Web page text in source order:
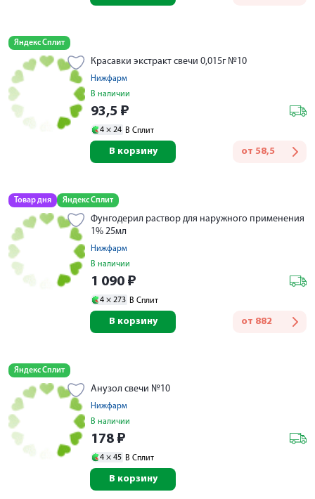
Яндекс Сплит
Красавки экстракт свечи 0,015г №10
Нижфарм
В наличии
93,5 ₽
4 × 24 В Сплит
от 58,5
В корзину
Товар дня Яндекс Сплит
Фунгодерил раствор для наружного применения
1% 25мл
Нижфарм
В наличии
1 090 ₽
4 × 273 В Сплит
от 882
В корзину
Яндекс Сплит
Анузол свечи №10
Нижфарм
В наличии
178 ₽
4 × 45 В Сплит
В корзину